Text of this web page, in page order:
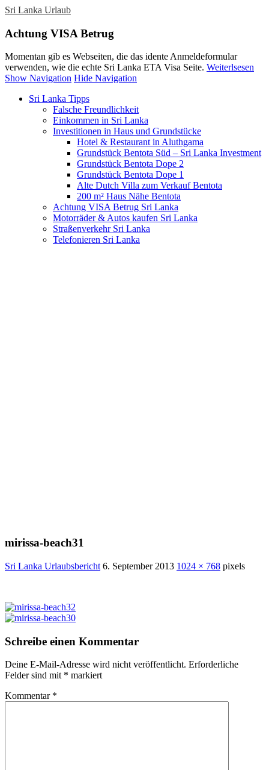
Sri Lanka Urlaub
Achtung VISA Betrug
Momentan gib es Webseiten, die das idente Anmeldeformular
verwenden, wie die echte Sri Lanka ETA Visa Seite. Weiterlsesen
Show Navigation Hide Navigation
Sri Lanka Tipps
Falsche Freundlichkeit
Einkommen in Sri Lanka
Investitionen in Haus und Grundstücke
Hotel & Restaurant in Aluthgama
Grundstück Bentota Süd – Sri Lanka Investment
Grundstück Bentota Dope 2
Grundstück Bentota Dope 1
Alte Dutch Villa zum Verkauf Bentota
200 m² Haus Nähe Bentota
Achtung VISA Betrug Sri Lanka
Motorräder & Autos kaufen Sri Lanka
Straßenverkehr Sri Lanka
Telefonieren Sri Lanka
mirissa-beach31
Sri Lanka Urlaubsbericht 6. September 2013 1024 × 768 pixels
Schreibe einen Kommentar
Deine E-Mail-Adresse wird nicht veröffentlicht. Erforderliche
Felder sind mit * markiert
Kommentar *